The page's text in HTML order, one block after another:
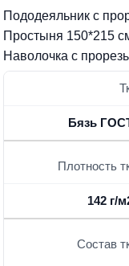
Пододеяльник с
Простыня 150*215
Наволочка с
Бязь
Плотность
142 г/
Состав